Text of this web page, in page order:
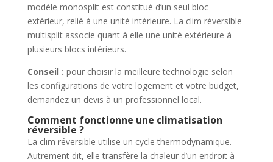
modèle monosplit est constitué d’un seul bloc
extérieur, relié à une unité intérieure. La clim réversible
multisplit associe quant à elle une unité extérieure à
plusieurs blocs intérieurs.
Conseil : pour choisir la meilleure technologie selon
les configurations de votre logement et votre budget,
demandez un devis à un professionnel local.
Comment fonctionne une climatisation
réversible ?
La clim réversible utilise un cycle thermodynamique.
Autrement dit, elle transfère la chaleur d’un endroit à